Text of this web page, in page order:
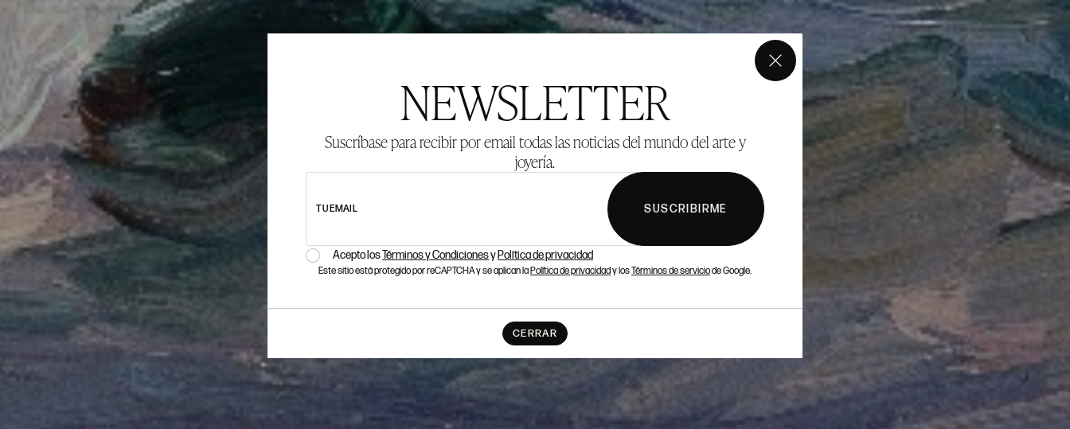
NEWSLETTER
Suscríbase para recibir por email todas las noticias del mundo del arte y
joyería.
TU EMAIL SUSCRIBIRME
Acepto losTérminos y Condicionesy Política de privacidad
Este sitio está protegido por reCAPTCHA y se aplican laPolítica de privacidady losTérminos de serviciode Google.
CERRAR
×